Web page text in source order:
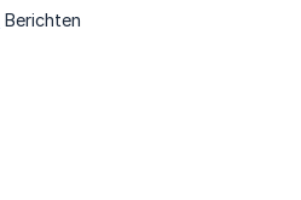
Berichten